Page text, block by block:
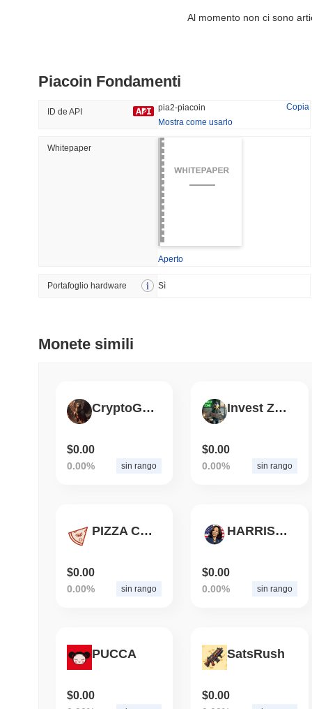
#382
Tendenze
Al momento non ci sono
Piacoin Fondamenti
ID de API pia2-piacoin
Copia
Mostra come usarlo
Whitepaper
Aperto
Portafoglio hardware Sì
Monete simili
CryptoGriffons
$0.00
0.00% sin rango
Invest Zone
$0.00
0.00% sin rango
PIZZA CHAIN
$0.00
0.00% sin rango
HARRIS DOGS
$0.00
0.00% sin rango
PUCCA
$0.00
SatsRush
$0.00